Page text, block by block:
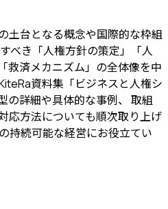
土台となる概念や国際的な枠組
べき「人権方針の策定」「人
救済メカニズム」の全体像を中
資料集「ビジネスと人権シ
の詳細や具体的な事例、 取組
応方法についても順次取り上げ
持続可能な経営にお役立てい